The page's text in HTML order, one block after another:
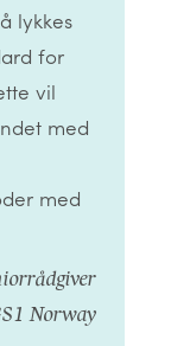
lykkes
for
vil
med
med
Norway